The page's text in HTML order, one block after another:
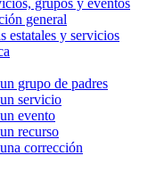
general
estatales y servicios
grupo de padres
servicio
evento
recurso
corrección